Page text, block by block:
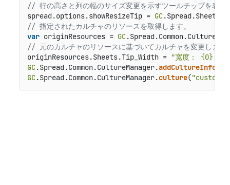
// 行の高さと列の幅のサイズ変更を示すツールチップを表示
spread.options.showResizeTip = GC.Spread.Sheets
// 指定されたカルチャのリソースを取得します。
var originResources = GC.Spread.Common.
// 元のカルチャのリソースに基づいてカルチャを変更します
originResources.Sheets.Tip_Width = "宽度： {0} 像
GC.Spread.Common.CultureManager.addCultureInfo
GC.Spread.Common.CultureManager.culture("custom"